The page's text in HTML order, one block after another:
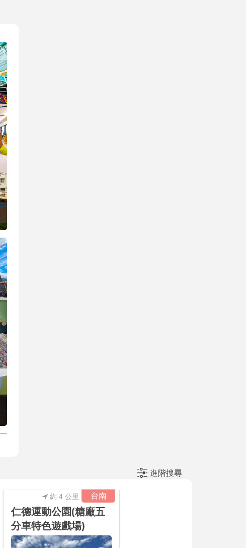
進階搜尋
台南
約 4 公里
仁德運動公園(糖廠五
分車特色遊戲場)